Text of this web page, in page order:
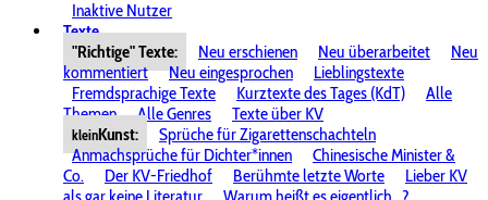
Inaktive Nutzer
Texte
"Richtige" Texte:
Neu erschienen Neu überarbeitet
Neu
kommentiert
Neu eingesprochen
Lieblingstexte
Fremdsprachige Texte
Kurztexte des Tages (KdT)
Alle
Themen
Alle Genres Texte über KV
kleinKunst:
Sprüche für Zigarettenschachteln
Anmachsprüche für Dichter*innen
Chinesische Minister &
Co.
Der KV-Friedhof Berühmte letzte Worte
Lieber KV